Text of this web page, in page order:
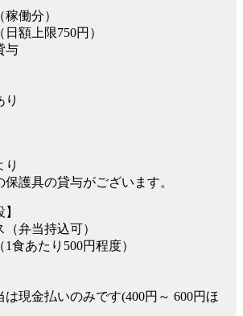
働分）
額上限750円）
与
り
り
保護具の貸与がございます。
弁当持込可）
食あたり500円程度）
現金払いのみです(400円～ 600円ほ